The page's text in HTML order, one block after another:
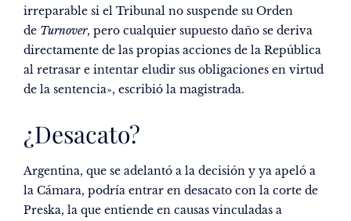
irreparable si el Tribunal no suspende su Orden
de Turnover, pero cualquier supuesto daño se deriva
directamente de las propias acciones de la República
al retrasar e intentar eludir sus obligaciones en virtud
de la sentencia», escribió la magistrada.
¿Desacato?
Argentina, que se adelantó a la decisión y ya apeló a
la Cámara, podría entrar en desacato con la corte de
Preska, la que entiende en causas vinculadas a